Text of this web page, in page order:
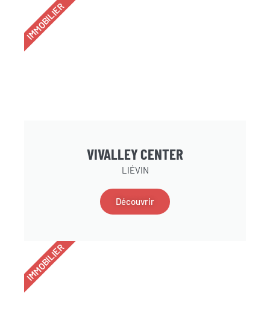
VIVALLEY CENTER
LIÉVIN
Découvrir
IMMOBILIER
IMMOBILIER